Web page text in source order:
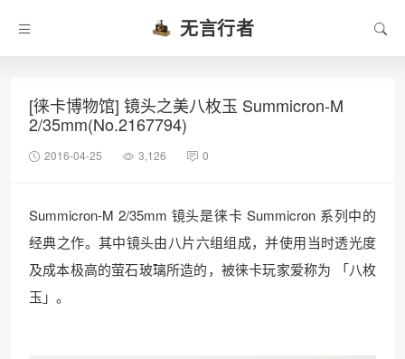
无言行者
[徕卡博物馆] 镜头之美八枚玉 Summicron-M
2/35mm(No.2167794)
2016-04-25 3,126 0
Summicron-M 2/35mm 镜头是徕卡 Summicron 系列中的
经典之作。其中镜头由八片六组组成，并使用当时透光度
及成本极高的萤石玻璃所造的，被徕卡玩家爱称为 「八枚
玉」。